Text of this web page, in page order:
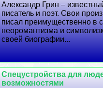
Александр Грин –
писатель и поэт. Свои
писал преимущественно в
неоромантизма и
своей биографии...
Спецустройства для
возможностями